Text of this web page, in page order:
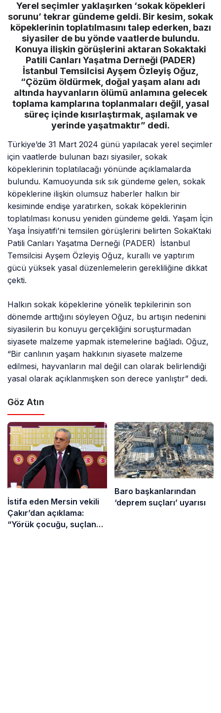
Yerel seçimler yaklaşırken ‘sokak köpekleri
sorunu’ tekrar gündeme geldi. Bir kesim, sokak
köpeklerinin toplatılmasını talep ederken, bazı
siyasiler de bu yönde vaatlerde bulundu.
Konuya ilişkin görüşlerini aktaran Sokaktaki
Patili Canları Yaşatma Derneği (PADER)
İstanbul Temsilcisi Ayşem Özleyiş Oğuz,
“Çözüm öldürmek, doğal yaşam alanı adı
altında hayvanların ölümü anlamına gelecek
toplama kamplarına toplanmaları değil, yasal
süreç içinde kısırlaştırmak, aşılamak ve
yerinde yaşatmaktır” dedi.
Türkiye’de 31 Mart 2024 günü yapılacak yerel seçimler
için vaatlerde bulunan bazı siyasiler, sokak
köpeklerinin toplatılacağı yönünde açıklamalarda
bulundu. Kamuoyunda sık sık gündeme gelen, sokak
köpeklerine ilişkin olumsuz haberler halkın bir
kesiminde endişe yaratırken, sokak köpeklerinin
toplatılması konusu yeniden gündeme geldi. Yaşam İçin
Yaşa İnsiyatifi’ni temsilen görüşlerini belirten SokaKtaki
Patili Canları Yaşatma Derneği (PADER) İstanbul
Temsilcisi Ayşem Özleyiş Oğuz, kurallı ve yaptırım
gücü yüksek yasal düzenlemelerin gerekliliğine dikkat
çekti.
Halkın sokak köpeklerine yönelik tepkilerinin son
dönemde arttığını söyleyen Oğuz, bu artışın nedenini
siyasilerin bu konuyu gerçekliğini soruşturmadan
siyasete malzeme yapmak istemelerine bağladı. Oğuz,
“Bir canlının yaşam hakkının siyasete malzeme
edilmesi, hayvanların mal değil can olarak belirlendiği
yasal olarak açıklanmışken son derece yanlıştır” dedi.
Göz Atın
İstifa eden Mersin vekili
Çakır’dan açıklama:
“Yörük çocuğu, suçlanan
Baro başkanlarından
‘deprem suçları’ uyarısı